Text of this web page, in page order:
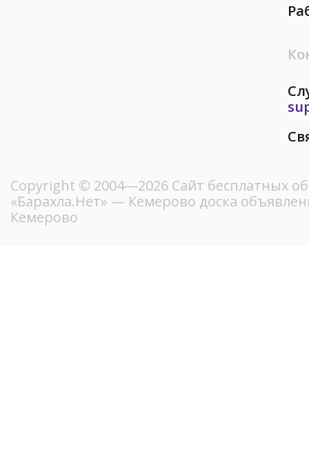
Copyright © 2004—2026 Сайт бесплатных
«Барахла.Нет» — Кемерово доска
Кемерово